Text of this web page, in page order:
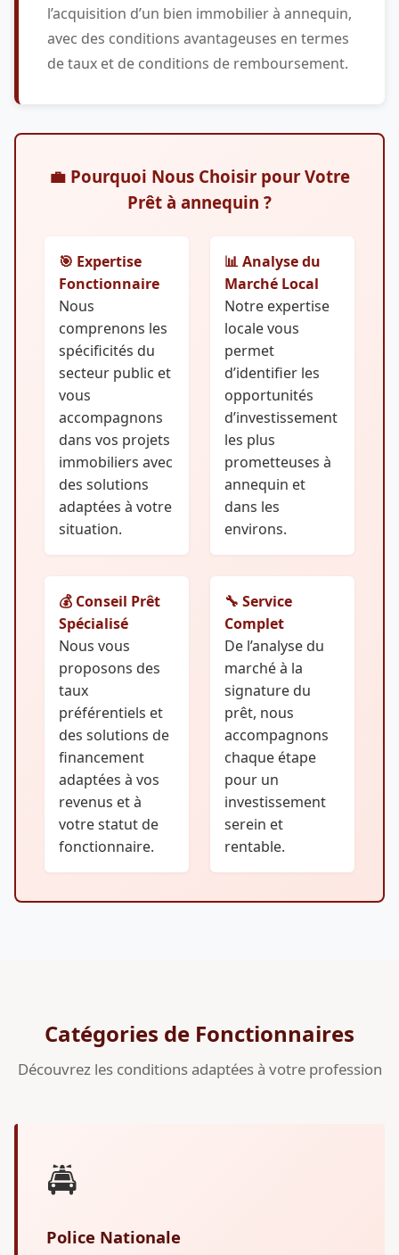
l’acquisition d’un bien immobilier à annequin,
avec des conditions avantageuses en termes
de taux et de conditions de remboursement.
💼 Pourquoi Nous Choisir pour Votre
Prêt à annequin ?
🎯 Expertise
Fonctionnaire
Nous
comprenons les
spécificités du
secteur public et
vous
accompagnons
dans vos projets
immobiliers avec
des solutions
adaptées à votre
situation.
📊 Analyse du
Marché Local
Notre expertise
locale vous
permet
d’identifier les
opportunités
d’investissement
les plus
prometteuses à
annequin et
dans les
environs.
💰 Conseil Prêt
Spécialisé
Nous vous
proposons des
taux
préférentiels et
des solutions de
financement
adaptées à vos
revenus et à
votre statut de
fonctionnaire.
🔧 Service
Complet
De l’analyse du
marché à la
signature du
prêt, nous
accompagnons
chaque étape
pour un
investissement
serein et
rentable.
Catégories de Fonctionnaires
Découvrez les conditions adaptées à votre profession
🚔
Police Nationale